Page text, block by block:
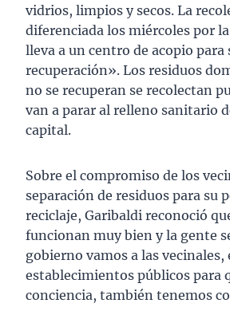
vidrios, limpios y secos. La
diferenciada los miércoles por
lleva a un centro de acopio
recuperación». Los residuos
no se recuperan se recolectan
van a parar al relleno sanitario
capital.
Sobre el compromiso de los
separación de residuos para su
reciclaje, Garibaldi reconoció
funcionan muy bien y la gente
gobierno vamos a las vecinales,
establecimientos públicos para
conciencia, también tenemos